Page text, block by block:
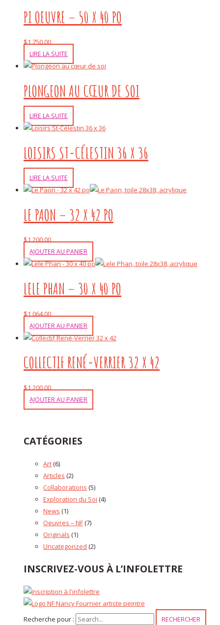
PI OEUVRE – 50 X 40 PO
$1,750.00
LIRE LA SUITE
PLONGEON AU CŒUR DE SOI
LIRE LA SUITE
LOISIRS ST-CÉLESTIN 36 X 36
LIRE LA SUITE
LE PAON – 32 X 42 PO
$1,200.00
AJOUTER AU PANIER
LELE PHAN – 30 X 40 PO
$1,064.00
AJOUTER AU PANIER
COLLECTIF RENÉ-VERRIER 32 X 42
$1,200.00
AJOUTER AU PANIER
CATÉGORIES
Art(6)
Articles (2)
Collaborations (5)
Exploration du Soi (4)
News (1)
Oeuvres – NF(7)
Originals (1)
Uncategorized (2)
INSCRIVEZ-VOUS À L’INFOLETTRE
Recherche pour :